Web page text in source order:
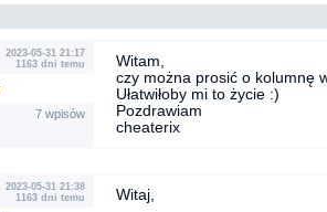
2023-05-31 21:17
1163 dni temu
7 wpisów
Witam,
czy można prosić o kolumnę
Ułatwiłoby mi to życie :)
Pozdrawiam
cheaterix
2023-05-31 21:38
1163 dni temu
Witaj,